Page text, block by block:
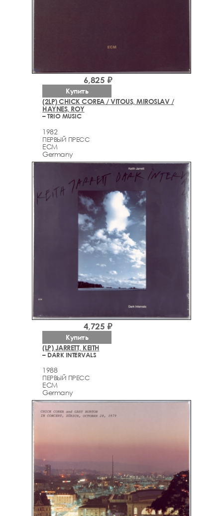
(2LP) CHICK COREA / VITOUS, MIROSLAV /
HAYNES, ROY
– TRIO MUSIC
1982
ПЕРВЫЙ ПРЕСС
ECM
Germany
6,825 ₽
Купить
(LP) JARRETT, KEITH
– DARK INTERVALS
1988
ПЕРВЫЙ ПРЕСС
ECM
Germany
4,725 ₽
Купить